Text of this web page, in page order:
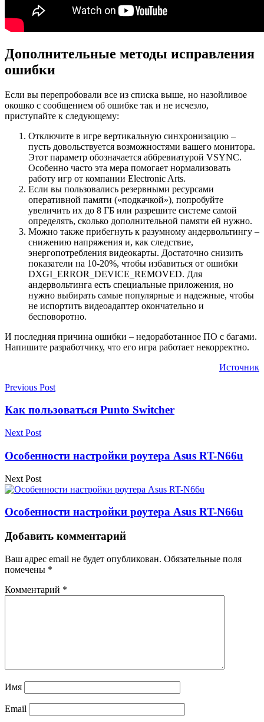
Дополнительные методы исправления
ошибки
Если вы перепробовали все из списка выше, но назойливое
окошко с сообщением об ошибке так и не исчезло,
приступайте к следующему:
Отключите в игре вертикальную синхронизацию –
пусть довольствуется возможностями вашего монитора.
Этот параметр обозначается аббревиатурой VSYNC.
Особенно часто эта мера помогает нормализовать
работу игр от компании Electronic Arts.
Если вы пользовались резервными ресурсами
оперативной памяти («подкачкой»), попробуйте
увеличить их до 8 ГБ или разрешите системе самой
определять, сколько дополнительной памяти ей нужно.
Можно также прибегнуть к разумному андервольтингу –
снижению напряжения и, как следствие,
энергопотребления видеокарты. Достаточно снизить
показатели на 10-20%, чтобы избавиться от ошибки
DXGI_ERROR_DEVICE_REMOVED. Для
андервольтинга есть специальные приложения, но
нужно выбирать самые популярные и надежные, чтобы
не испортить видеоадаптер окончательно и
бесповоротно.
И последняя причина ошибки – недоработанное ПО с багами.
Напишите разработчику, что его игра работает некорректно.
Источник
Previous Post
Как пользоваться Punto Switcher
Next Post
Особенности настройки роутера Asus RT-N66u
Next Post
Особенности настройки роутера Asus RT-N66u
Добавить комментарий
Ваш адрес email не будет опубликован. Обязательные поля
помечены *
Комментарий *
Имя
Email